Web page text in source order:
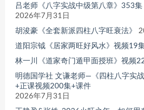
吕老师《八字实战中级第八章》353
2026年7月31日
胡浚豪《全套新派四柱八字旺衰法》
道阳宗钺《居家两旺好风水》视频19
林一川《道家奇门遁甲面授班》视频
明德国学社 文谦老师—《四柱八字实
+正课视频200集+课件
2026年7月31日